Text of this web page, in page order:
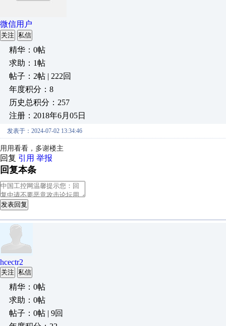
微信用户
关注 私信
精华：0帖
求助：1帖
帖子：2帖 | 222回
年度积分：8
历史总积分：257
注册：2018年6月05日
发表于：2024-07-02 13:34:46
用用看看，多谢楼主
回复 引用 举报
回复本条
发表回复
hcectr2
关注 私信
精华：0帖
求助：0帖
帖子：0帖 | 9回